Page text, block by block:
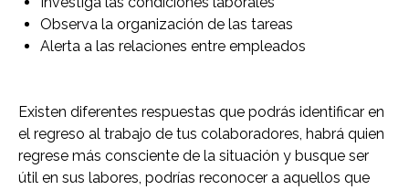
Observa la organización de las tareas
Alerta a las relaciones entre empleados
Existen diferentes respuestas que podrás identificar en
el regreso al trabajo de tus colaboradores, habrá quien
regrese más consciente de la situación y busque ser
útil en sus labores, podrías reconocer a aquellos que